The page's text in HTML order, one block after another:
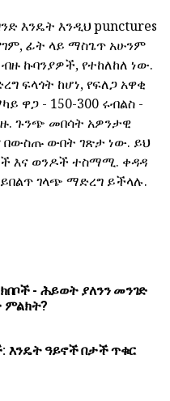
እንዴት እንዲህ punctures
ፊት ላይ ማስጌጥ አሁንም
ኩባንያዎች, የተከለከለ ነው.
ፍላጎት ከሆነ, የፍለጋ አዋቂ
ዋጋ - 150-300 ሩብልስ -
ጉንጭ መበሳት አዎንታዊ
ውበት ገጽታ ነው. ይህ
እና ወንዶች ተስማሚ. ቀዳዳ
ገላጭ ማድረግ ይችላሉ.
- ሕይወት ያለንን መንገድ
ምልክት?
ዓይኖች በታች ጥቁር